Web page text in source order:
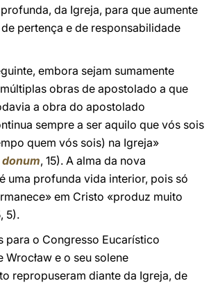
da Igreja, para que aumente
pertença e de responsabilidade
embora sejam sumamente
obras de apostolado a que
a obra do apostolado
sempre a ser aquilo que vós sois
quem vós sois) na Igreja»
, 15). A alma da nova
uma profunda vida interior, pois só
em Cristo «produz muito
5).
para o Congresso Eucarístico
Wrocław e o seu solene
repropuseram diante da Igreja, de